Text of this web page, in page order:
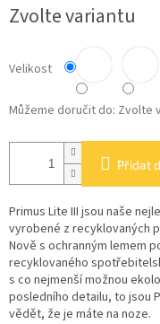
cena:
Zvolte variantu
Velikost
Můžeme doručit do: Zvolte
Přidat
Primus Lite III jsou naše
vyrobené z recyklovaných
Nově s ochranným lemem
recyklovaného
s co nejmenší možnou
posledního detailu, to jsou
vědět, že je máte na noze.